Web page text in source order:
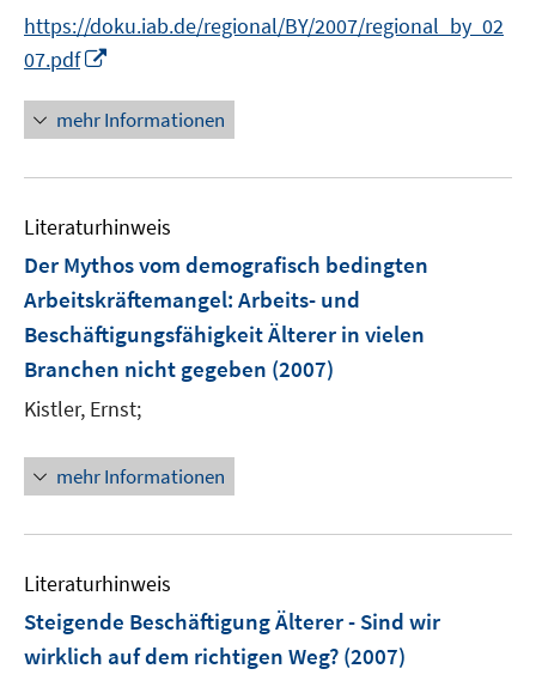
r
e
https://doku.iab.de/regional/BY/2007/regional_by_02
07.pdf
n
e
u
m
F
e
n
s
t
e
ö
f
n
e
mehr Informationen
Literaturhinweis
Der Mythos vom demografisch bedingten
Arbeitskräftemangel: Arbeits- und
Beschäftigungsfähigkeit Älterer in vielen
Branchen nicht gegeben (2007)
Kistler, Ernst;
mehr Informationen
Literaturhinweis
Steigende Beschäftigung Älterer - Sind wir
wirklich auf dem richtigen Weg? (2007)